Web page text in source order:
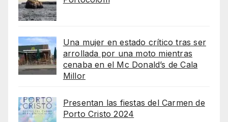
Una mujer en estado crítico tras ser
arrollada por una moto mientras
cenaba en el Mc Donald’s de Cala
Millor
Presentan las fiestas del Carmen de
Porto Cristo 2024